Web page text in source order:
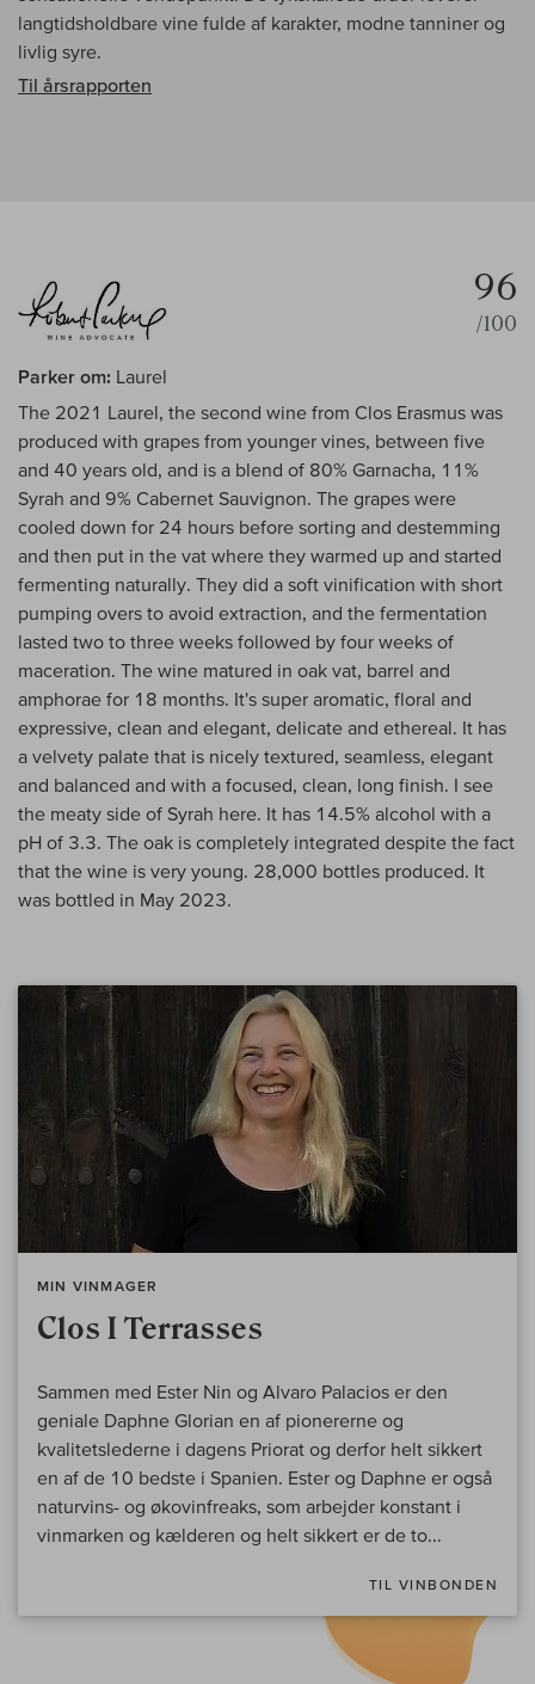
langtidsholdbare vine fulde af karakter, modne tanniner og
livlig syre.
Til årsrapporten
96
/100
Parker om: Laurel
The 2021 Laurel, the second wine from Clos Erasmus was
produced with grapes from younger vines, between five
and 40 years old, and is a blend of 80% Garnacha, 11%
Syrah and 9% Cabernet Sauvignon. The grapes were
cooled down for 24 hours before sorting and destemming
and then put in the vat where they warmed up and started
fermenting naturally. They did a soft vinification with short
pumping overs to avoid extraction, and the fermentation
lasted two to three weeks followed by four weeks of
maceration. The wine matured in oak vat, barrel and
amphorae for 18 months. It's super aromatic, floral and
expressive, clean and elegant, delicate and ethereal. It has
a velvety palate that is nicely textured, seamless, elegant
and balanced and with a focused, clean, long finish. I see
the meaty side of Syrah here. It has 14.5% alcohol with a
pH of 3.3. The oak is completely integrated despite the fact
that the wine is very young. 28,000 bottles produced. It
was bottled in May 2023.
MIN VINMAGER
Clos I Terrasses
Sammen med Ester Nin og Alvaro Palacios er den
geniale Daphne Glorian en af pionererne og
kvalitetslederne i dagens Priorat og derfor helt sikkert
en af de 10 bedste i Spanien. Ester og Daphne er også
naturvins- og økovinfreaks, som arbejder konstant i
vinmarken og kælderen og helt sikkert er de to...
TIL VINBONDEN